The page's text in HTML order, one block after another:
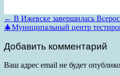
Post
navigation
← В Ижевске завершилась
🎄Муниципальный центр
Добавить комментарий
Ваш адрес email не будет